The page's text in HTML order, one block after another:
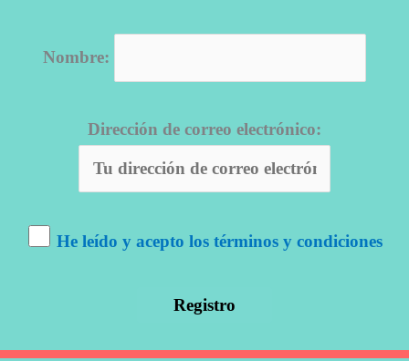
Nombre:
Dirección de correo electrónico:
He leído y acepto los términos y condiciones